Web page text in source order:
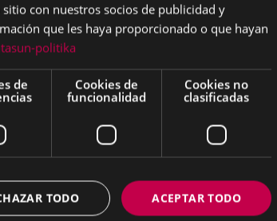
con nuestros socios de publicidad y
que les haya proporcionado o que hayan
politika
de
Cookies de
funcionalidad
Cookies no
clasificadas
ACEPTAR TODO
TODO